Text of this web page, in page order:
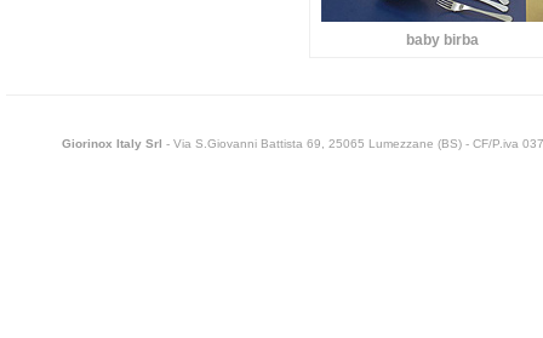
baby birba
Giorinox Italy Srl - Via S.Giovanni Battista 69, 25065 Lumezzane (BS) - CF/P.iva